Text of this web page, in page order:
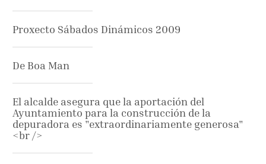
Proxecto Sábados Dinámicos 2009
De Boa Man
El alcalde asegura que la aportación del
Ayuntamiento para la construcción de la
depuradora es "extraordinariamente generosa"
<br />